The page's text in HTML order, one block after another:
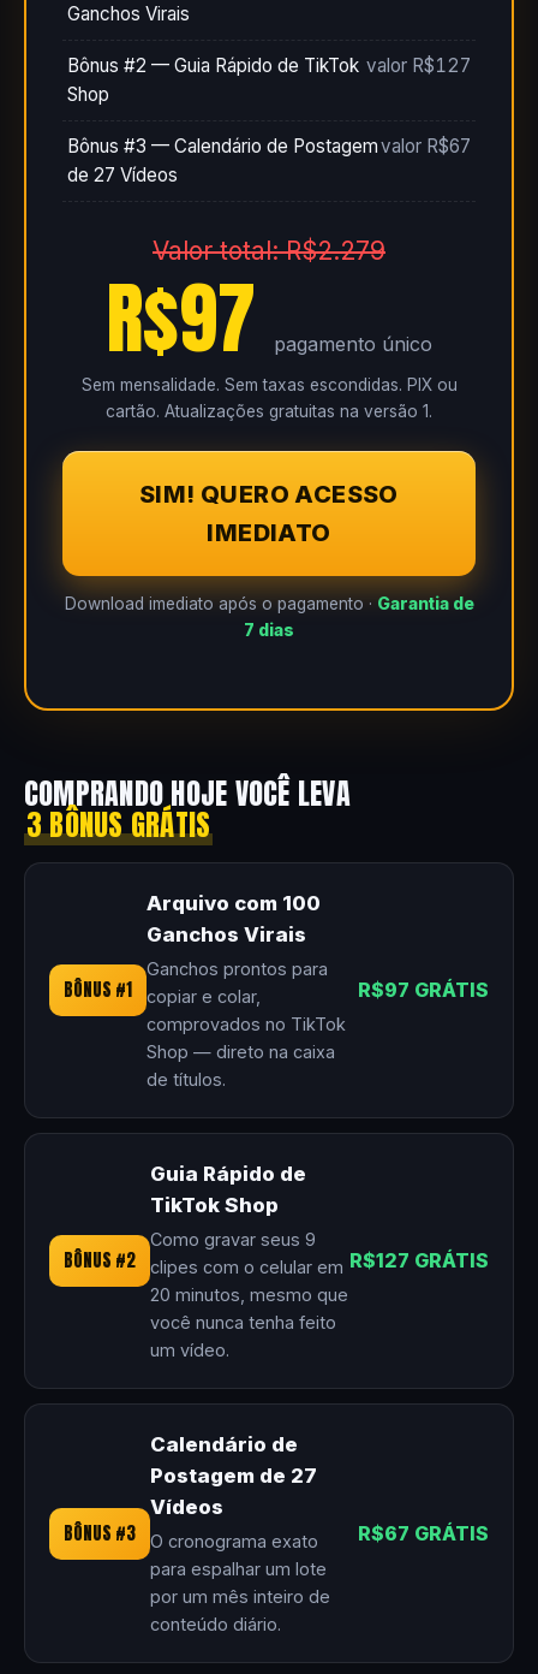
Ganchos Virais
Bônus #2 — Guia Rápido de TikTok
Shop
valor R$127
Bônus #3 — Calendário de Postagem
de 27 Vídeos
valor R$67
Valor total: R$2.279
R$97 pagamento único
Sem mensalidade. Sem taxas escondidas. PIX ou
cartão. Atualizações gratuitas na versão 1.
SIM! QUERO ACESSO
IMEDIATO
Download imediato após o pagamento · Garantia de
7 dias
COMPRANDO HOJE VOCÊ LEVA
3 BÔNUS GRÁTIS
BÔNUS #1
Arquivo com 100
Ganchos Virais
Ganchos prontos para
copiar e colar,
comprovados no TikTok
Shop — direto na caixa
de títulos.
R$97 GRÁTIS
BÔNUS #2
Guia Rápido de
TikTok Shop
Como gravar seus 9
clipes com o celular em
20 minutos, mesmo que
você nunca tenha feito
um vídeo.
R$127 GRÁTIS
BÔNUS #3
Calendário de
Postagem de 27
Vídeos
O cronograma exato
para espalhar um lote
por um mês inteiro de
conteúdo diário.
R$67 GRÁTIS